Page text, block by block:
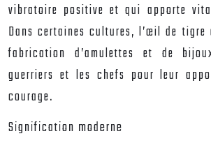
vibratoire positive et qui apporte
Dans certaines cultures, l’œil de
fabrication d’amulettes et de
guerriers et les chefs pour leur
courage.
Signification moderne